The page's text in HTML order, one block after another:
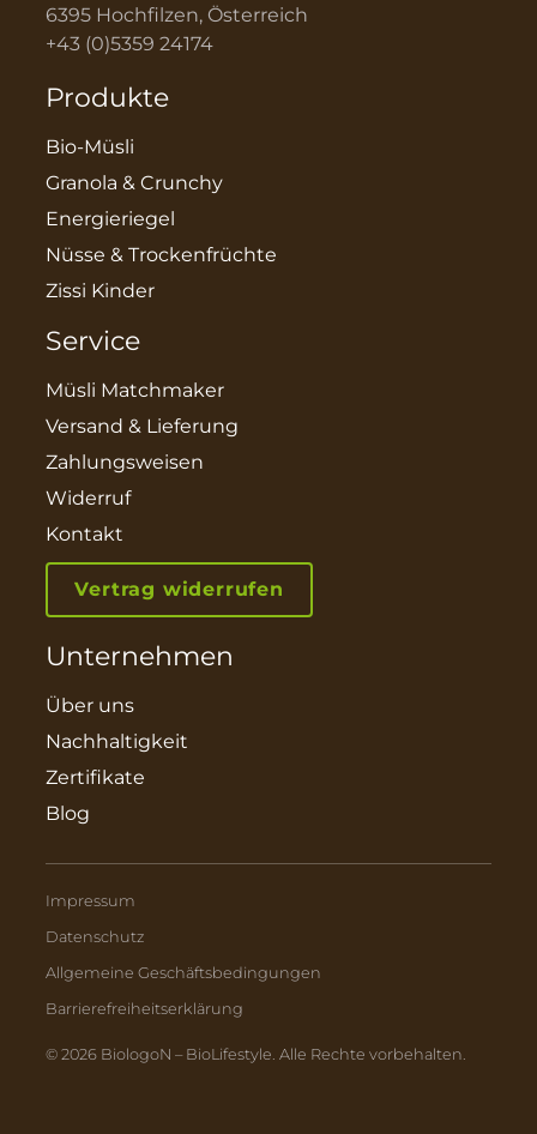
6395 Hochfilzen, Österreich
+43 (0)5359 24174
Produkte
Bio-Müsli
Granola & Crunchy
Energieriegel
Nüsse & Trockenfrüchte
Zissi Kinder
Service
Müsli Matchmaker
Versand & Lieferung
Zahlungsweisen
Widerruf
Kontakt
Vertrag widerrufen
Unternehmen
Über uns
Nachhaltigkeit
Zertifikate
Blog
Impressum
Datenschutz
Allgemeine Geschäftsbedingungen
Barrierefreiheitserklärung
© 2026 BiologoN – BioLifestyle. Alle Rechte vorbehalten.